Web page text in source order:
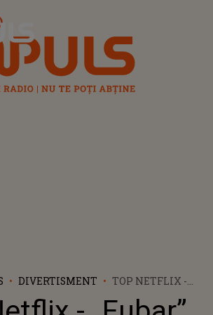
DIVERTISMENT
TOP NETFLIX -
SCHWARZENEGGER A